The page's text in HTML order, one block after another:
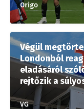
Origo
Végül
Londonból
eladásáról
rejtőzik a
VG